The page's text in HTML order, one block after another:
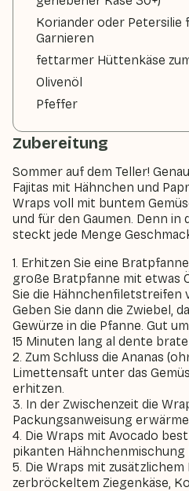
Koriander oder Petersilie
Garnieren
fettarmer Hüttenkäse
Olivenöl
Pfeffer
Zubereitung
Sommer auf dem Teller!
Fajitas mit Hähnchen und
Wraps voll mit buntem
und für den Gaumen. Denn in
steckt jede Menge
1. Erhitzen Sie eine
große Bratpfanne mit etwas
Sie die Hähnchenfiletstreifen
Geben Sie dann die Zwiebel,
Gewürze in die Pfanne. Gut
15 Minuten lang al dente
2. Zum Schluss die Ananas
Limettensaft unter das
erhitzen.
3. In der Zwischenzeit die
Packungsanweisung
4. Die Wraps mit Avocado
pikanten Hähnchenmischung
5. Die Wraps mit
zerbröckeltem Ziegenkäse,